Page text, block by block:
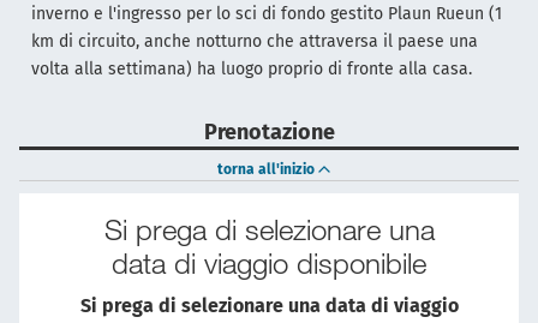
inverno e l'ingresso per lo sci di fondo gestito Plaun Rueun (1
km di circuito, anche notturno che attraversa il paese una
volta alla settimana) ha luogo proprio di fronte alla casa.
Prenotazione
torna all'inizio
Si prega di selezionare una
data di viaggio disponibile
Si prega di selezionare una data di viaggio